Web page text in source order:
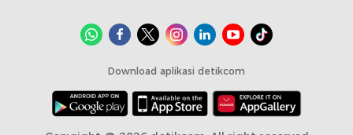
Download aplikasi detikcom